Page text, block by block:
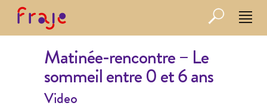
Matinée-rencontre – Le
sommeil entre 0 et 6 ans
Video